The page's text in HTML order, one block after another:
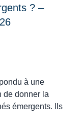
? –
à une
de donner la
émergents. Ils